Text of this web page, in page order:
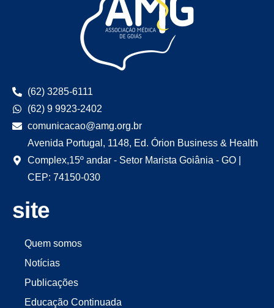
(62) 3285-6111
(62) 9 9923-2402
comunicacao@amg.org.br
Avenida Portugal, 1148, Ed. Órion Business & Health
Complex,15º andar - Setor Marista Goiânia - GO |
CEP: 74150-030
site
Quem somos
Notícias
Publicações
Educação Continuada